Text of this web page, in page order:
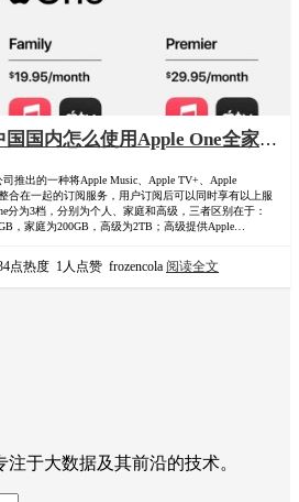
国国内怎么使用Apple One全家
司推出的一种将Apple Music、Apple TV+、Apple
合在一起的订阅服务，用户订阅后可以同时享有以上服
分为3档，分别为个人、家庭和高级，三者区别在于：
，家庭为200GB，高级为2TB；高级提供Apple
点热度 1人点赞 frozencola 阅读全文
于大数据及其前沿的技术。